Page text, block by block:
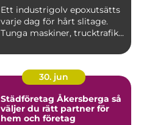
Ett industrigolv epoxutsätts
varje dag för hårt slitage.
Tunga maskiner, trucktrafik...
30. jun
Städföretag Åkersberga så
väljer du rätt partner för
hem och företag